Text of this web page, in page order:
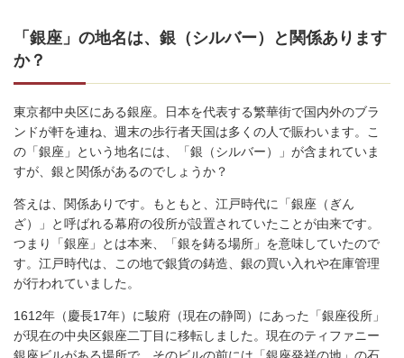
「銀座」の地名は、銀（シルバー）と関係あります
か？
東京都中央区にある銀座。日本を代表する繁華街で国内外のブラ
ンドが軒を連ね、週末の歩行者天国は多くの人で賑わいます。こ
の「銀座」という地名には、「銀（シルバー）」が含まれていま
すが、銀と関係があるのでしょうか？
答えは、関係ありです。もともと、江戸時代に「銀座（ぎん
ざ）」と呼ばれる幕府の役所が設置されていたことが由来です。
つまり「銀座」とは本来、「銀を鋳る場所」を意味していたので
す。江戸時代は、この地で銀貨の鋳造、銀の買い入れや在庫管理
が行われていました。
1612年（慶長17年）に駿府（現在の静岡）にあった「銀座役所」
が現在の中央区銀座二丁目に移転しました。現在のティファニー